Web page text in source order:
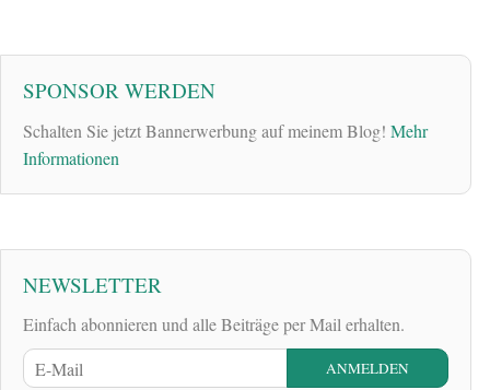
SPONSOR WERDEN
Schalten Sie jetzt Bannerwerbung auf meinem Blog! Mehr
Informationen
NEWSLETTER
Einfach abonnieren und alle Beiträge per Mail erhalten.